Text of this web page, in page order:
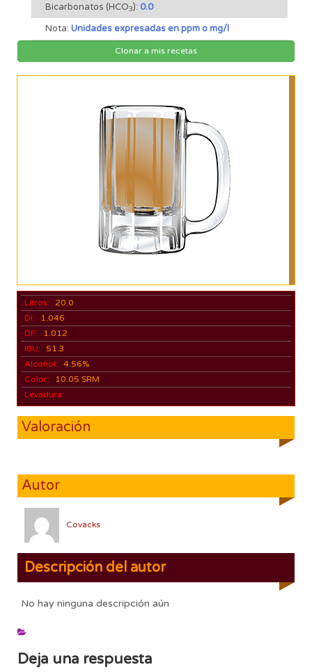
Bicarbonatos (HCO3): 0.0
Nota: Unidades expresadas en ppm o mg/l
Clonar a mis recetas
Litros:
20.0
DI:
1.046
DF:
1.012
IBU:
51.3
Alcohol: 4.56%
Color:
10.05 SRM
Levadura:
Valoración
Autor
Covacks
Descripción del autor
No hay ninguna descripción aún
Deja una respuesta